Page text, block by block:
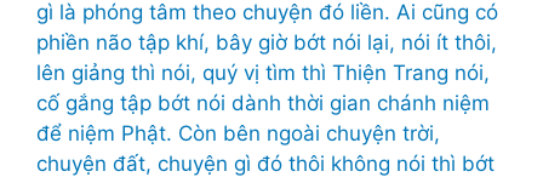
gì là phóng tâm theo chuyện đó liền. Ai cũng có
phiền não tập khí, bây giờ bớt nói lại, nói ít thôi,
lên giảng thì nói, quý vị tìm thì Thiện Trang nói,
cố gắng tập bớt nói dành thời gian chánh niệm
để niệm Phật. Còn bên ngoài chuyện trời,
chuyện đất, chuyện gì đó thôi không nói thì bớt